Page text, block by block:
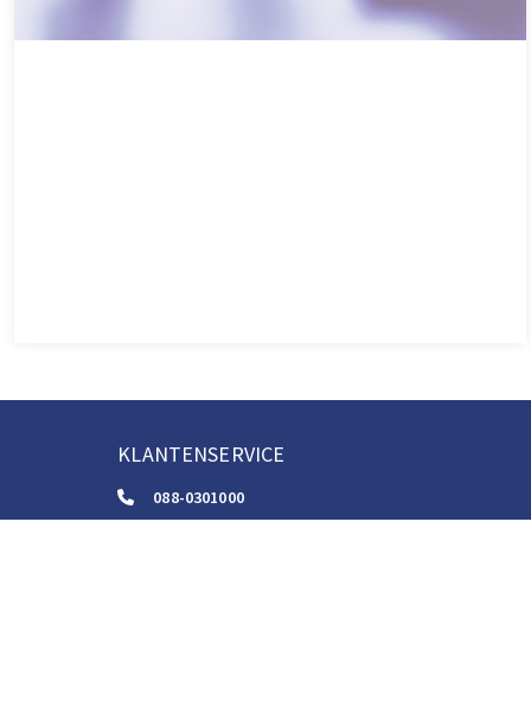
KLANTENSERVICE
088-0301000